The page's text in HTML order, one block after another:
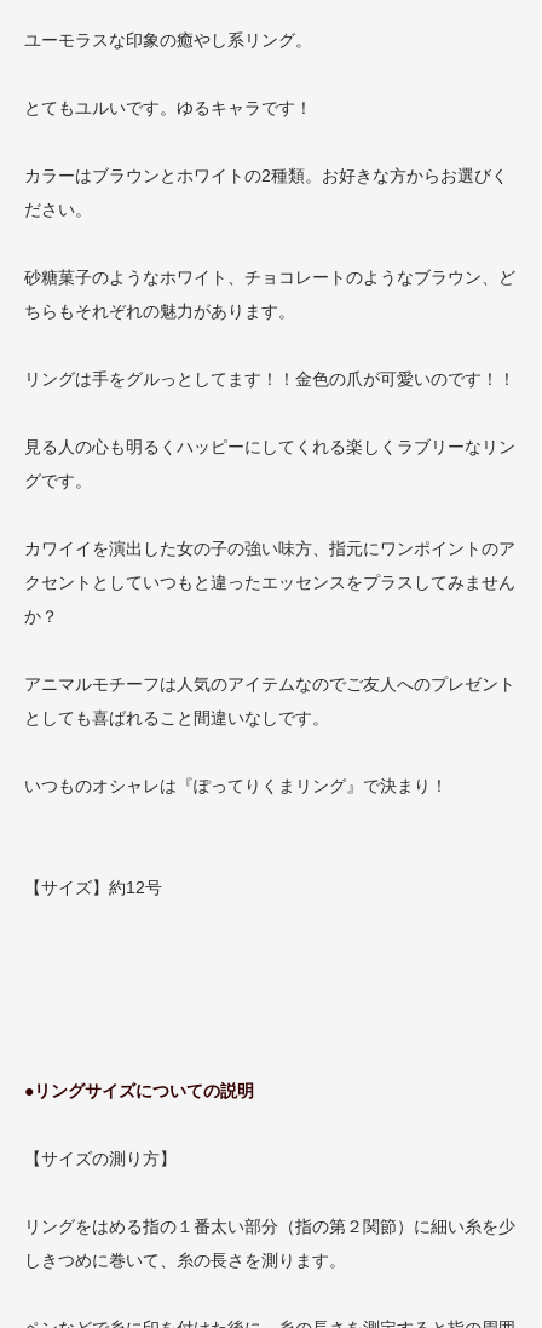
ユーモラスな印象の癒やし系リング。
とてもユルいです。ゆるキャラです！
カラーはブラウンとホワイトの2種類。お好きな方からお選びく
ださい。
砂糖菓子のようなホワイト、チョコレートのようなブラウン、ど
ちらもそれぞれの魅力があります。
リングは手をグルっとしてます！！金色の爪が可愛いのです！！
見る人の心も明るくハッピーにしてくれる楽しくラブリーなリン
グです。
カワイイを演出した女の子の強い味方、指元にワンポイントのア
クセントとしていつもと違ったエッセンスをプラスしてみません
か？
アニマルモチーフは人気のアイテムなのでご友人へのプレゼント
としても喜ばれること間違いなしです。
いつものオシャレは『ぽってりくまリング』で決まり！
【サイズ】約12号
●リングサイズについての説明
【サイズの測り方】
リングをはめる指の１番太い部分（指の第２関節）に細い糸を少
しきつめに巻いて、糸の長さを測ります。